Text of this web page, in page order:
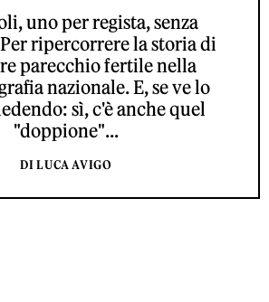
uno per regista, senza
ripercorrere la storia di
parecchio fertile nella
nazionale. E, se ve lo
sì, c'è anche quel
"doppione"...
DI LUCA AVIGO